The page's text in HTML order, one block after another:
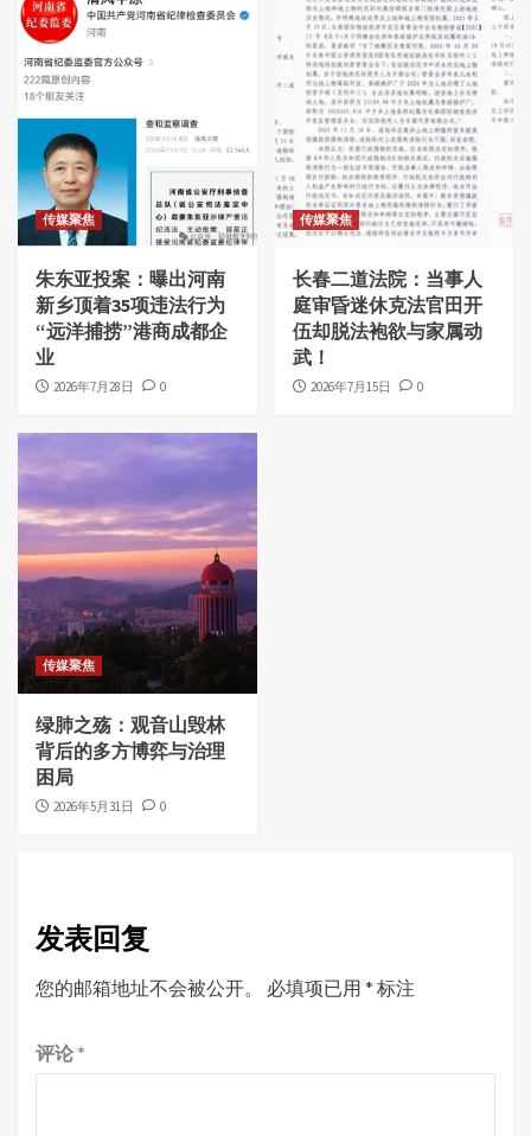
传媒聚焦
朱东亚投案：曝出河南
新乡顶着35项违法行为
“远洋捕捞”港商成都企
业
2026年7月28日 0
传媒聚焦
长春二道法院：当事人
庭审昏迷休克法官田开
伍却脱法袍欲与家属动
武！
2026年7月15日 0
传媒聚焦
绿肺之殇：观音山毁林
背后的多方博弈与治理
困局
2026年5月31日 0
发表回复
您的邮箱地址不会被公开。 必填项已用 * 标注
评论 *